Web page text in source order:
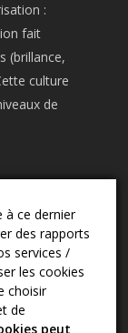
:
fait
(brillance,
culture
de
à ce dernier
des rapports
services /
les cookies
choisir
de
peut